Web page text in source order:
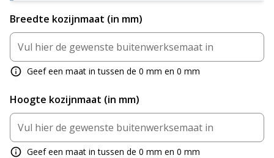
Breedte kozijnmaat (in mm)
Geef een maat in tussen de 0 mm en 0 mm
Hoogte kozijnmaat (in mm)
Geef een maat in tussen de 0 mm en 0 mm